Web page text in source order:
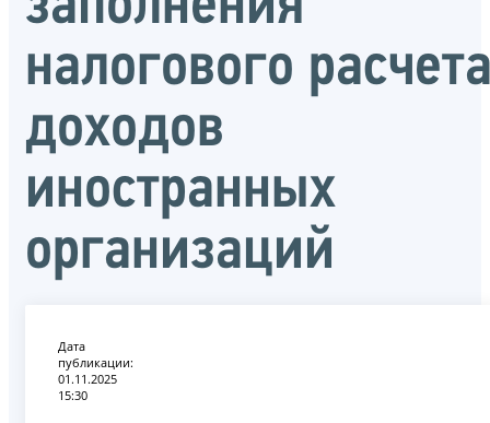
налогового
доходов
иностранных
организаций
Дата
публикации:
01.11.2025
15:30